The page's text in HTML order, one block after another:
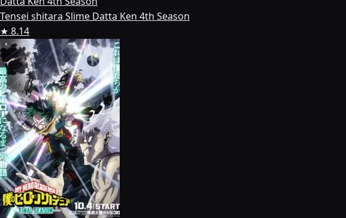
Tensei shitara Slime Datta Ken 4th Season
★ 8.14